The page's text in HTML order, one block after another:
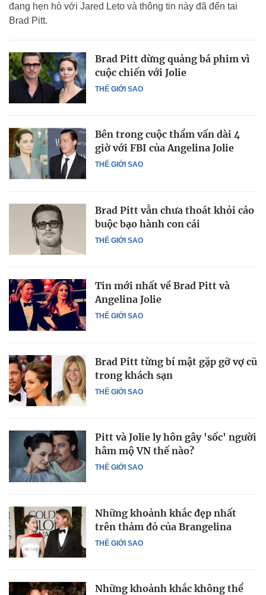
đang hẹn hò với Jared Leto và thông tin này đã đến tai
Brad Pitt.
THẾ GIỚI SAO
Brad Pitt dừng quảng bá phim vì
cuộc chiến với Jolie
THẾ GIỚI SAO
Bên trong cuộc thẩm vấn dài 4
giờ với FBI của Angelina Jolie
THẾ GIỚI SAO
Brad Pitt vẫn chưa thoát khỏi cáo
buộc bạo hành con cái
THẾ GIỚI SAO
Tin mới nhất về Brad Pitt và
Angelina Jolie
THẾ GIỚI SAO
Brad Pitt từng bí mật gặp gỡ vợ cũ
trong khách sạn
THẾ GIỚI SAO
Pitt và Jolie ly hôn gây 'sốc' người
hâm mộ VN thế nào?
THẾ GIỚI SAO
Những khoảnh khắc đẹp nhất
trên thảm đỏ của Brangelina
Những khoảnh khắc không thể